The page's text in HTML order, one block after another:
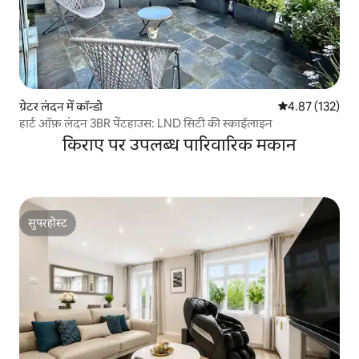
ग्रेटर लंदन में कॉन्डो औसत रेटिंग 5 में से
4.87 (132)
हार्ट ऑफ़ लंदन 3BR पेंटहाउस: LND सिटी की स्काईलाइन
किराए पर उपलब्ध पारिवारिक मकान
सुपरहोस्ट
सुपरहोस्ट